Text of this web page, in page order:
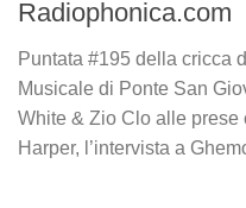
Radiophonica.com
Puntata #195 della cricca
Musicale di Ponte San
White & Zio Clo alle prese
Harper, l’intervista a